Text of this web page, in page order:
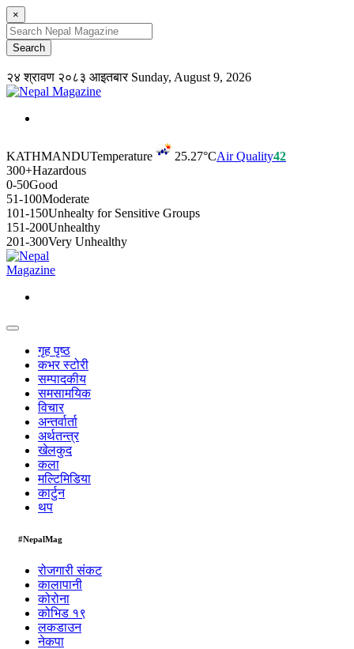
×
२४ श्रावण २०८३ आइतबारSunday, August 9, 2026
KATHMANDUTemperature 25.27°CAir Quality42
300+Hazardous
0-50Good
51-100Moderate
101-150Unhealty for Sensitive Groups
151-200Unhealthy
201-300Very Unhealthy
गृह पृष्ठ
कभर स्टोरी
सम्पादकीय
समसामयिक
विचार
अन्तर्वार्ता
अर्थतन्त्र
खेलकुद
कला
मल्टिमिडिया
कार्टुन
थप
#NepalMag
रोजगारी संकट
कालापानी
कोरोना
कोभिड १९
लकडाउन
नेकपा